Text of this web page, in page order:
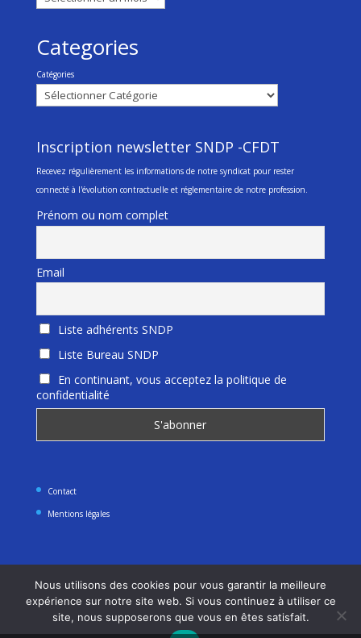
Categories
Catégories
Inscription newsletter SNDP -CFDT
Recevez régulièrement les informations de notre syndicat pour rester
connecté à l'évolution contractuelle et réglementaire de notre profession.
Prénom ou nom complet
Email
Liste adhérents SNDP
Liste Bureau SNDP
En continuant, vous acceptez la politique de
confidentialité
Contact
Mentions légales
Nous utilisons des cookies pour vous garantir la meilleure
expérience sur notre site web. Si vous continuez à utiliser ce
site, nous supposerons que vous en êtes satisfait.